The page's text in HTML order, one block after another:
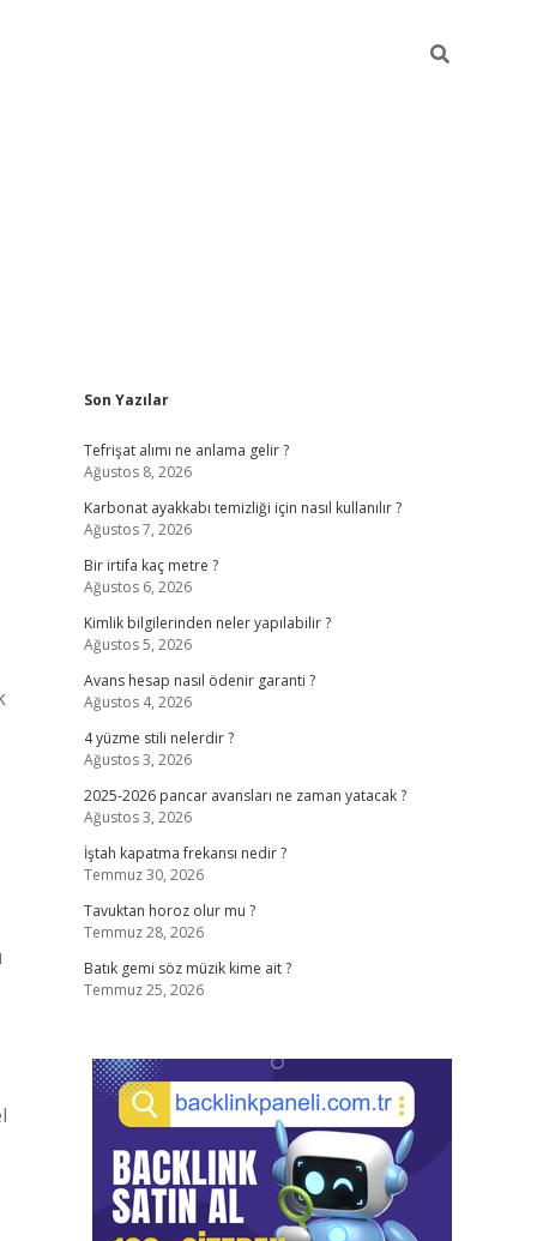
Sidebar
Son Yazılar
Tefrişat alımı ne anlama gelir ?
Ağustos 8, 2026
Karbonat ayakkabı temizliği için nasıl kullanılır ?
Ağustos 7, 2026
Bir irtifa kaç metre ?
Ağustos 6, 2026
Kimlik bilgilerinden neler yapılabilir ?
Ağustos 5, 2026
Avans hesap nasıl ödenir garanti ?
Ağustos 4, 2026
4 yüzme stili nelerdir ?
Ağustos 3, 2026
2025-2026 pancar avansları ne zaman yatacak ?
Ağustos 3, 2026
İştah kapatma frekansı nedir ?
Temmuz 30, 2026
Tavuktan horoz olur mu ?
Temmuz 28, 2026
Batık gemi söz müzik kime ait ?
Temmuz 25, 2026